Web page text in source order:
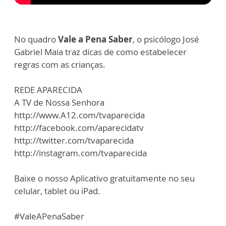
No quadroVale a Pena Saber, o psicólogo José
Gabriel Maia traz dicas de como estabelecer
regras com as crianças.
REDE APARECIDA
A TV de Nossa Senhora
http://www.A12.com/tvaparecida
http://facebook.com/aparecidatv
http://twitter.com/tvaparecida
http://instagram.com/tvaparecida
Baixe o nosso Aplicativo gratuitamente no seu
celular, tablet ou iPad.
#ValeAPenaSaber